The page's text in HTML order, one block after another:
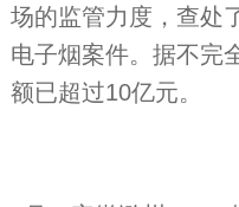
场的监管力度，查处
电子烟案件。据不完
额已超过10亿元。